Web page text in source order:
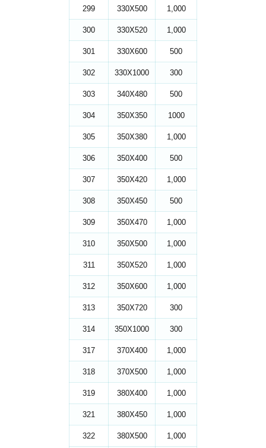
299 330X500 1,000
300 330X520 1,000
301 330X600 500
302 330X1000 300
303 340X480 500
304 350X350 1000
305 350X380 1,000
306 350X400 500
307 350X420 1,000
308 350X450 500
309 350X470 1,000
310 350X500 1,000
311 350X520 1,000
312 350X600 1,000
313 350X720 300
314 350X1000 300
317 370X400 1,000
318 370X500 1,000
319 380X400 1,000
321 380X450 1,000
322 380X500 1,000